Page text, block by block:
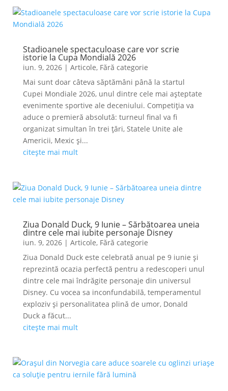
Stadioanele spectaculoase care vor scrie
istorie la Cupa Mondială 2026
iun. 9, 2026| Articole, Fără categorie
Mai sunt doar câteva săptămâni până la startul
Cupei Mondiale 2026, unul dintre cele mai așteptate
evenimente sportive ale deceniului. Competiția va
aduce o premieră absolută: turneul final va fi
organizat simultan în trei țări, Statele Unite ale
Americii, Mexic și...
citește mai mult
Ziua Donald Duck, 9 Iunie – Sărbătoarea uneia
dintre cele mai iubite personaje Disney
iun. 9, 2026| Articole, Fără categorie
Ziua Donald Duck este celebrată anual pe 9 iunie și
reprezintă ocazia perfectă pentru a redescoperi unul
dintre cele mai îndrăgite personaje din universul
Disney. Cu vocea sa inconfundabilă, temperamentul
exploziv și personalitatea plină de umor, Donald
Duck a făcut...
citește mai mult